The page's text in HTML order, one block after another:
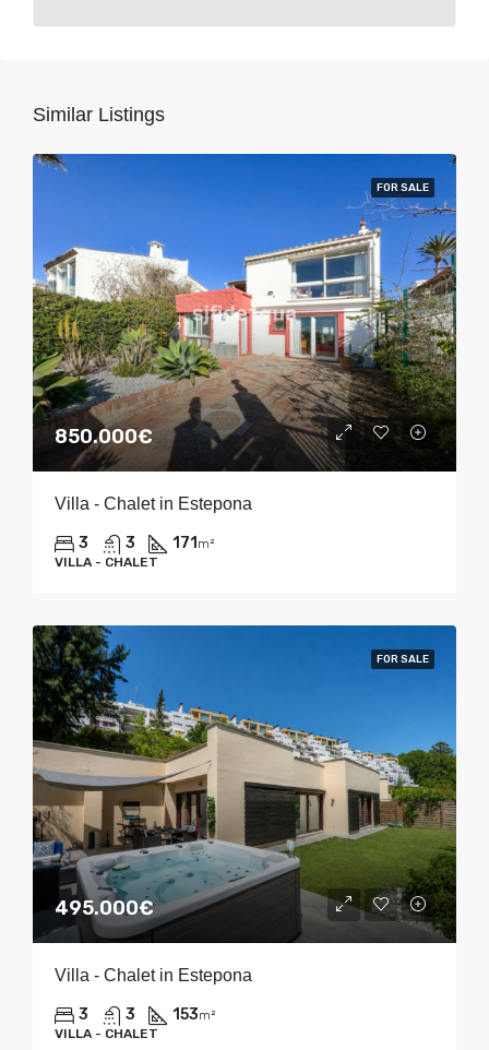
Similar Listings
FOR SALE
850.000€
Villa - Chalet in Estepona
3 3 171 m²
VILLA - CHALET
FOR SALE
495.000€
Villa - Chalet in Estepona
3 3 153m²
VILLA - CHALET